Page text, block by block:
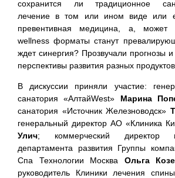
сохранится ли традиционное
лечение в том или ином виде или
превентивная медицина, а, может
wellness форматы станут
ждет синергия? Прозвучали прогнозы
перспективы развития разных
В дискуссии приняли участие:
санатория «АлтайWest» Марина
санатория «Источник Железноводск»
генеральный директор АО «Клиника
Улич; коммерческий директор
департамента развития Группы
Спа Технологии Москва Ольга
руководитель Клиники лечения